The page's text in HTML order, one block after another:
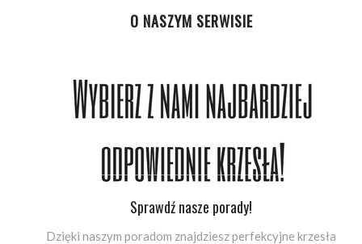
O NASZYM SERWISIE
Sprawdź nasze porady!
Dzięki naszym poradom znajdziesz perfekcyjne krzesła